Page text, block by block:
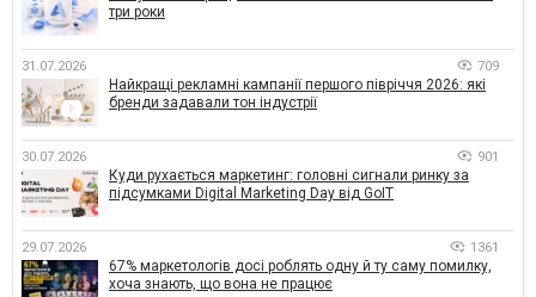
три роки
31.07.2026 709
Найкращі рекламні кампанії першого півріччя 2026: які
бренди задавали тон індустрії
30.07.2026 901
Куди рухається маркетинг: головні сигнали ринку за
підсумками Digital Marketing Day від GoIT
29.07.2026 1361
67% маркетологів досі роблять одну й ту саму помилку,
хоча знають, що вона не працює